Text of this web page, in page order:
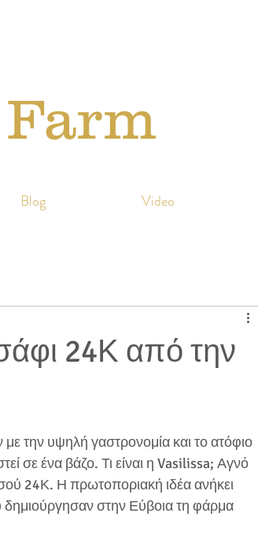
Blog Video
24Κ από την
την υψηλή γαστρονομία και το ατόφιο
σε ένα βάζο. Τι είναι η Vasilissa; Αγνό
24Κ. Η πρωτοποριακή ιδέα ανήκει
στην Εύβοια τη φάρμα